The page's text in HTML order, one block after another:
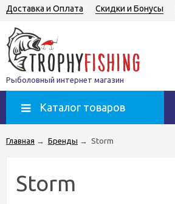
Доставка и Оплата Скидки и Бонусы
Рыболовный интернет магазин
Каталог товаров
Главная → Бренды → Storm
Storm